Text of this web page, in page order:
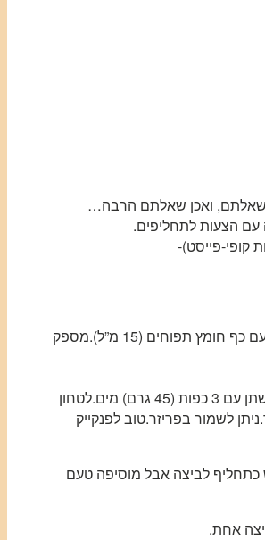
שאלתם, ואכן שאלתם הרבה…
עם הצעות לתחליפים.
קופי-פייסט)-
כפית 1 סודה לשתייה עם כף חומץ תפוחים (15 מ”ל).מספק
כף 1 (15 גרם) זרעי פשתן עם 3 כפות (45 גרם) מים.לטחון
לשמור בפריזר.טוב לפנקייק
כתחליף לביצה אבל מוסיפה טעם